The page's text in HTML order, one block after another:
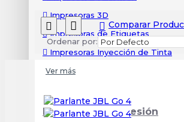
Impresoras 3D
Impresoras de Etiquetas
Impresoras Inyección de Tinta
Ver más
Insumos de Impresión
Comparar
Ordenar por: